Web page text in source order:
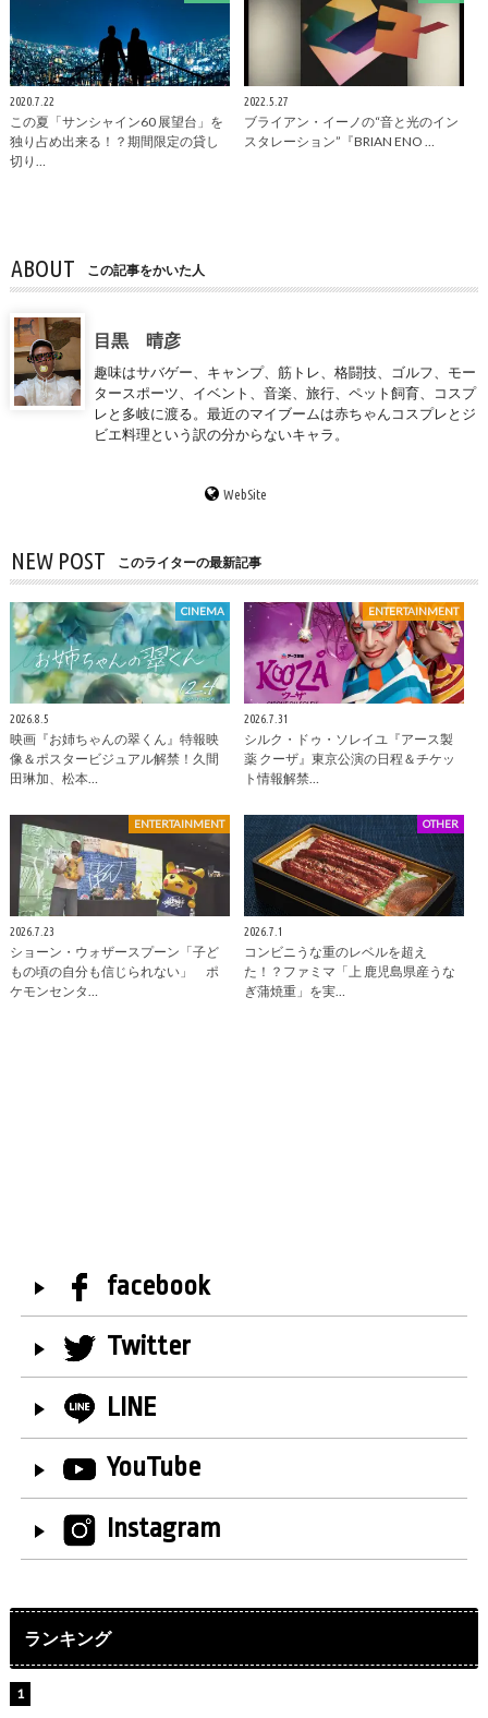
2020.7.22
この夏「サンシャイン60 展望台」を
独り占め出来る！？期間限定の貸し
切り…
2022.5.27
ブライアン・イーノの“音と光のイン
スタレーション”『BRIAN ENO …
ABOUT この記事をかいた人
目黒 晴彦
趣味はサバゲー、キャンプ、筋トレ、格闘技、ゴルフ、モー
タースポーツ、イベント、音楽、旅行、ペット飼育、コスプ
レと多岐に渡る。最近のマイブームは赤ちゃんコスプレとジ
ビエ料理という訳の分からないキャラ。
WebSite
NEW POST このライターの最新記事
CINEMA
2026.8.5
映画『お姉ちゃんの翠くん』特報映
像＆ポスタービジュアル解禁！久間
田琳加、松本…
ENTERTAINMENT
2026.7.31
シルク・ドゥ・ソレイユ『アース製
薬 クーザ』東京公演の日程＆チケッ
ト情報解禁…
ENTERTAINMENT
2026.7.23
ショーン・ウォザースプーン「子ど
もの頃の自分も信じられない」 ポ
ケモンセンタ…
OTHER
2026.7.1
コンビニうな重のレベルを超え
た！？ファミマ「上 鹿児島県産うな
ぎ蒲焼重」を実…
facebook
Twitter
LINE
YouTube
Instagram
ランキング